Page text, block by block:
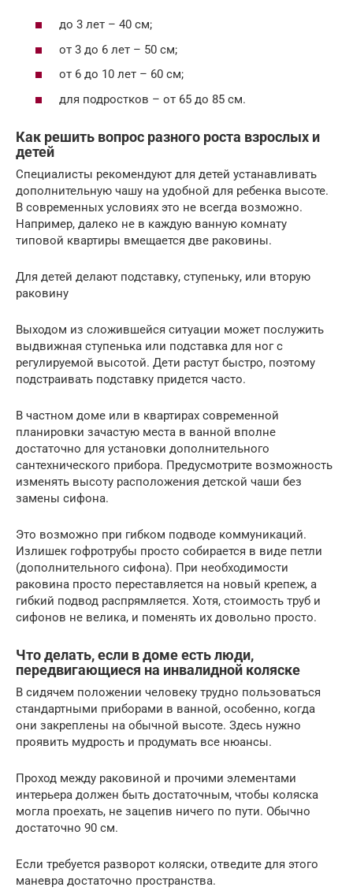
до 3 лет – 40 см;
от 3 до 6 лет – 50 см;
от 6 до 10 лет – 60 см;
для подростков – от 65 до 85 см.
Как решить вопрос разного роста взрослых и
детей
Специалисты рекомендуют для детей устанавливать
дополнительную чашу на удобной для ребенка высоте.
В современных условиях это не всегда возможно.
Например, далеко не в каждую ванную комнату
типовой квартиры вмещается две раковины.
Для детей делают подставку, ступеньку, или вторую
раковину
Выходом из сложившейся ситуации может послужить
выдвижная ступенька или подставка для ног с
регулируемой высотой. Дети растут быстро, поэтому
подстраивать подставку придется часто.
В частном доме или в квартирах современной
планировки зачастую места в ванной вполне
достаточно для установки дополнительного
сантехнического прибора. Предусмотрите возможность
изменять высоту расположения детской чаши без
замены сифона.
Это возможно при гибком подводе коммуникаций.
Излишек гофротрубы просто собирается в виде петли
(дополнительного сифона). При необходимости
раковина просто переставляется на новый крепеж, а
гибкий подвод распрямляется. Хотя, стоимость труб и
сифонов не велика, и поменять их довольно просто.
Что делать, если в доме есть люди,
передвигающиеся на инвалидной коляске
В сидячем положении человеку трудно пользоваться
стандартными приборами в ванной, особенно, когда
они закреплены на обычной высоте. Здесь нужно
проявить мудрость и продумать все нюансы.
Проход между раковиной и прочими элементами
интерьера должен быть достаточным, чтобы коляска
могла проехать, не зацепив ничего по пути. Обычно
достаточно 90 см.
Если требуется разворот коляски, отведите для этого
маневра достаточно пространства.